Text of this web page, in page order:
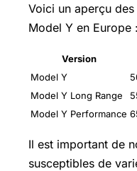
Voici un aperçu
Model Y en Europe :
Version
Model Y
Model Y Long Range
Model Y Performance
Il est important de
susceptibles de